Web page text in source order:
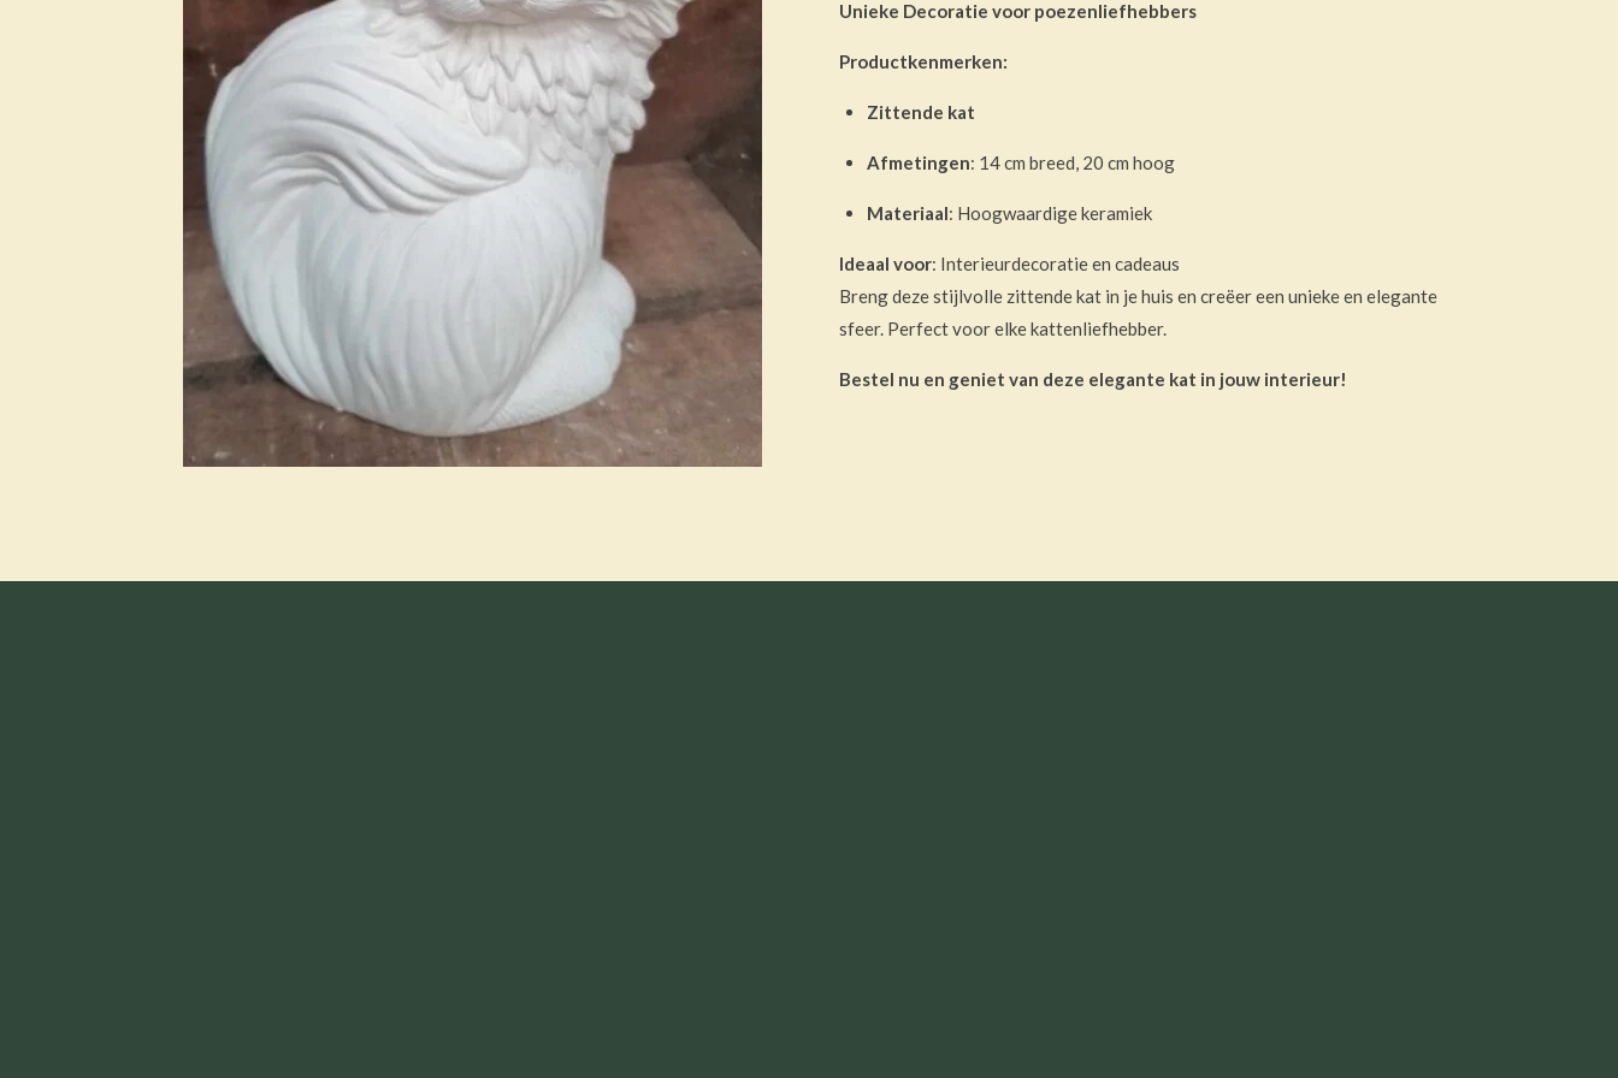
Unieke Decoratie voor poezenliefhebbers
Productkenmerken:
Zittende kat
Afmetingen: 14 cm breed, 20 cm hoog
Materiaal: Hoogwaardige keramiek
Ideaal voor: Interieurdecoratie en cadeaus
Breng deze stijlvolle zittende kat in je huis en creëer een unieke en elegante
sfeer. Perfect voor elke kattenliefhebber.
Bestel nu en geniet van deze elegante kat in jouw interieur!